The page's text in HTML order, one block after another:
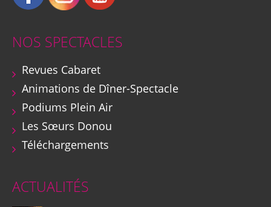
NOS SPECTACLES
Revues Cabaret
Animations de Dîner-Spectacle
Podiums Plein Air
Les Sœurs Donou
Téléchargements
ACTUALITÉS